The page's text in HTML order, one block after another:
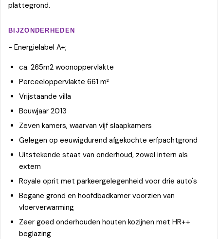
plattegrond.
BIJZONDERHEDEN
- Energielabel A+;
ca. 265m2 woonoppervlakte
Perceeloppervlakte 661 m²
Vrijstaande villa
Bouwjaar 2013
Zeven kamers, waarvan vijf slaapkamers
Gelegen op eeuwigdurend afgekochte erfpachtgrond
Uitstekende staat van onderhoud, zowel intern als
extern
Royale oprit met parkeergelegenheid voor drie auto's
Begane grond en hoofdbadkamer voorzien van
vloerverwarming
Zeer goed onderhouden houten kozijnen met HR++
beglazing